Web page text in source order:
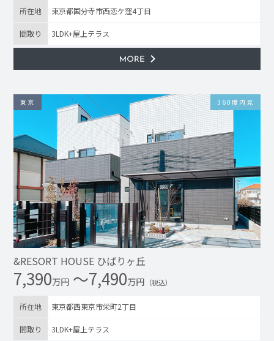
所在地 東京都国分寺市西恋ケ窪4丁目
間取り 3LDK+屋上テラス
東京 360度内見
&RESORT HOUSE ひばりヶ丘
7,390万円 〜7,490万円 （税込）
所在地 東京都西東京市栄町2丁目
間取り 3LDK+屋上テラス